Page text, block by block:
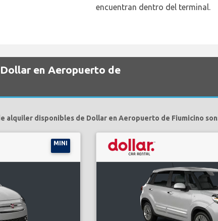
encuentran dentro del terminal.
en Aeropuerto de
alquiler disponibles de Dollar en Aeropuerto de Fiumicino
MINI